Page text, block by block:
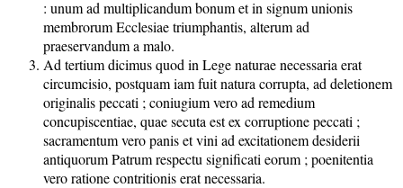
: unum ad multiplicandum bonum et in signum unionis
membrorum Ecclesiae triumphantis, alterum ad
praeservandum a malo.
Ad tertium dicimus quod in Lege naturae necessaria erat
circumcisio, postquam iam fuit natura corrupta, ad deletionem
originalis peccati ; coniugium vero ad remedium
concupiscentiae, quae secuta est ex corruptione peccati ;
sacramentum vero panis et vini ad excitationem desiderii
antiquorum Patrum respectu significati eorum ; poenitentia
vero ratione contritionis erat necessaria.